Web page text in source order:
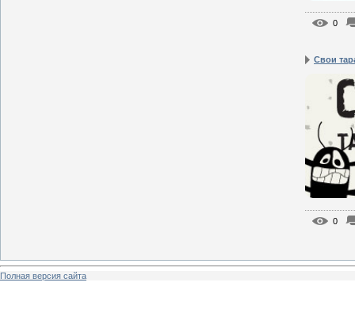
0
Свои
0
Полная версия сайта